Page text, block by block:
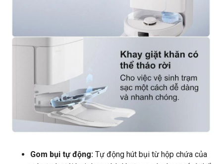
Gom bụi tự động: Tự động hút bụi từ hộp chứa của